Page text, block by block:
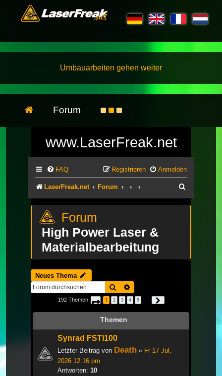
Umbauarbeiten gehen weiter
Forum
www.LaserFreak.net
FAQ Anmelden
Registrieren
LaserFreak.net Forum
High Power Laser &
Materialbearbeitung
Neues Thema
Suche
192 Themen Seite 1von
1 2 3 4 5
Themen
Synrad FSTI100
Letzter Beitrag von Death « Fr 17 Jul,
2026 12:16 pm
Antworten: 10